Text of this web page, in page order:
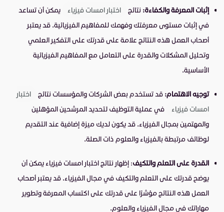
إثبات المعرفة والكفاءة: نتائج اختبار امسات فيزياء
يمكن أن تساعد
في إثبات مستوى معرفتك وفهمك للمفاهيم الفيزيائية. قد يعتبر
أصحاب العمل هذه النتائج علامة على قدرتك على التفكير العلمي
وتحليل المشكلات والقدرة على التعامل مع المفاهيم الفيزيائية
الأساسية.
توجيه الاهتمام: قد تستخدم بعض الشركات والمؤسسات نتائج
اختبار
امسات فيزياء
في عملية التوظيف لتحديد المرشحين المؤهلين
والمهتمين بمجال الفيزياء. قد يكون لديك ميزة إضافية عند التقديم
لوظائف مرتبطة بالفيزياء والعلوم ذات الصلة.
القدرة على التعلم والتكيف: إظهار نتائج اختبار امسات فيزياء يمكن أن
يوضح قدرتك على التعلم والتكيف في مجال الفيزياء. قد يعتبر أصحاب
العمل هذه النتائج مؤشرًا على قدرتك على اكتساب المعرفة وتطوير
مهاراتك في مجال الفيزياء والعلوم.